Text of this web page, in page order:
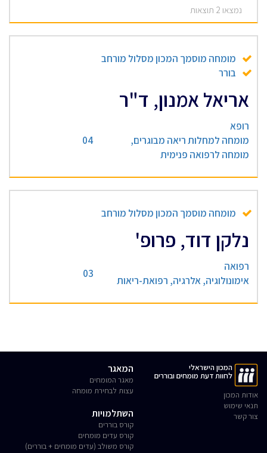
נמצאו 2 תוצאות
מומחה מוסמך המכון מסלול מורחב
בורר
אריאל אמנון, ד"ר
רופא
מומחה למחלות ריאה מבוגרים,
מומחה לרפואה פנימית
04
מומחה מוסמך המכון מסלול מורחב
נלקן דוד, פרופ'
רפואה
אימונולוגיה, אלרגיה, רפואת-ריאות
03
המכון הישראלי
לחוות דעת מומחים ובוררים
אודות המכון
תנאי שימוש
צור קשר
המאגר
מאגר המומחים
עצות לבחירת מומחה
השתלמויות
קורס בוררים
קורס עדים מומחים
קורס משולב (עדים מומחים + בוררים)